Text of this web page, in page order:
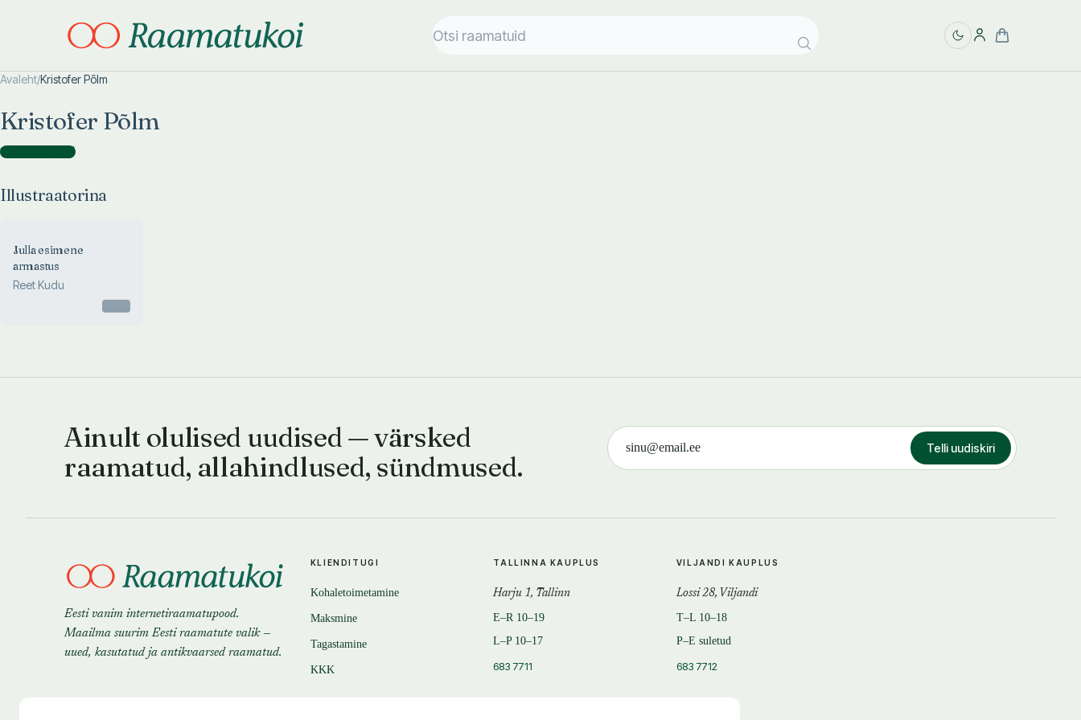
Avaleht/Kristofer Põlm
Kristofer Põlm
Illustraatorina )
Illustraatorina
Julla esimene
armastus
Reet Kudu
Ainult olulised uudised — värsked
raamatud, allahindlused, sündmused.
Telli uudiskiri
Eesti vanim internetiraamatupood.
Maailma suurim Eesti raamatute valik —
uued, kasutatud ja antikvaarsed raamatud.
KLIENDITUGI
Kohaletoimetamine
Maksmine
Tagastamine
KKK
TALLINNA KAUPLUS
Harju 1, Tallinn
E–R 10–19
L–P 10–17
683 7711
VILJANDI KAUPLUS
Lossi 28, Viljandi
T–L 10–18
P–E suletud
683 7712